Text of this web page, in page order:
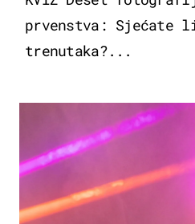
prvenstva: Sjećate
trenutaka?...
KULTURA & ZABAVA